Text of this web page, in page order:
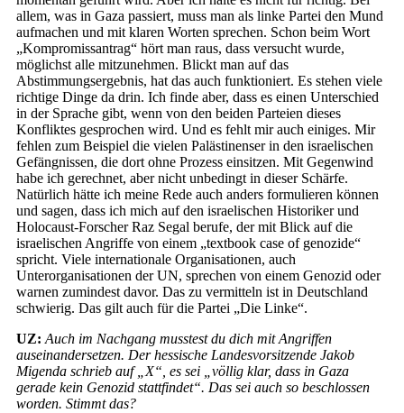
allem, was in Gaza passiert, muss man als linke Partei den Mund
aufmachen und mit klaren Worten sprechen. Schon beim Wort
„Kompromissantrag“ hört man raus, dass versucht wurde,
möglichst alle mitzunehmen. Blickt man auf das
Abstimmungsergebnis, hat das auch funktioniert. Es stehen viele
richtige Dinge da drin. Ich finde aber, dass es einen Unterschied
in der Sprache gibt, wenn von den beiden Parteien dieses
Konfliktes gesprochen wird. Und es fehlt mir auch einiges. Mir
fehlen zum Beispiel die vielen Palästinenser in den israelischen
Gefängnissen, die dort ohne Prozess einsitzen. Mit Gegenwind
habe ich gerechnet, aber nicht unbedingt in dieser Schärfe.
Natürlich hätte ich meine Rede auch anders formulieren können
und sagen, dass ich mich auf den israelischen Historiker und
Holocaust-Forscher Raz Segal berufe, der mit Blick auf die
israelischen Angriffe von einem „textbook case of genozide“
spricht. Viele internationale Organisationen, auch
Unterorganisationen der UN, sprechen von einem Genozid oder
warnen zumindest davor. Das zu vermitteln ist in Deutschland
schwierig. Das gilt auch für die Partei „Die Linke“.
UZ: Auch im Nachgang musstest du dich mit Angriffen
auseinandersetzen. Der hessische Landesvorsitzende Jakob
Migenda schrieb auf „X“, es sei „völlig klar, dass in Gaza
gerade kein Genozid stattfindet“. Das sei auch so beschlossen
worden. Stimmt das?